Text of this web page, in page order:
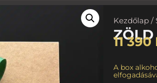
Kezdőlap/
ZÖLD
11 390
A box